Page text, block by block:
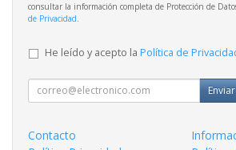
consultar la información completa de Protección de
de Privacidad
He leído y acepto la Política de
Enviar
Contacto